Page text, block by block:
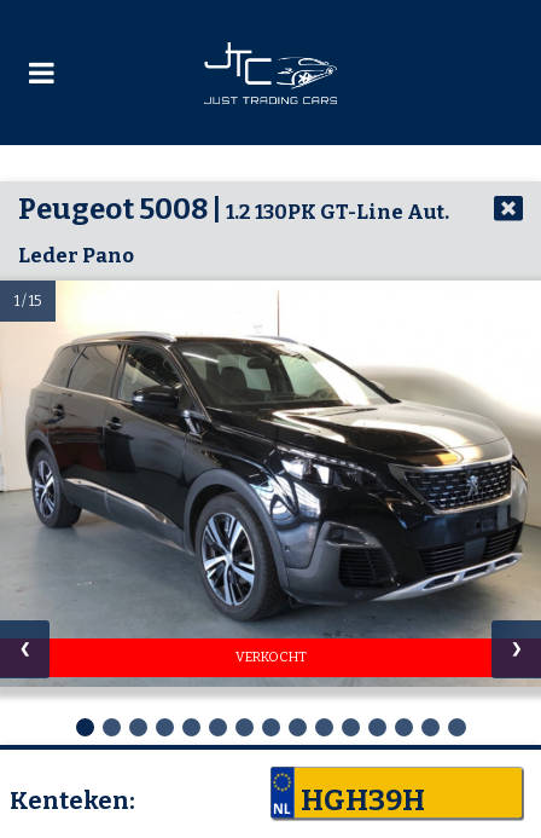
Peugeot 5008 |
1.2 130PK GT-Line Aut.
Leder Pano
1 / 15
VERKOCHT
❮ ❯
Kenteken: HGH39H